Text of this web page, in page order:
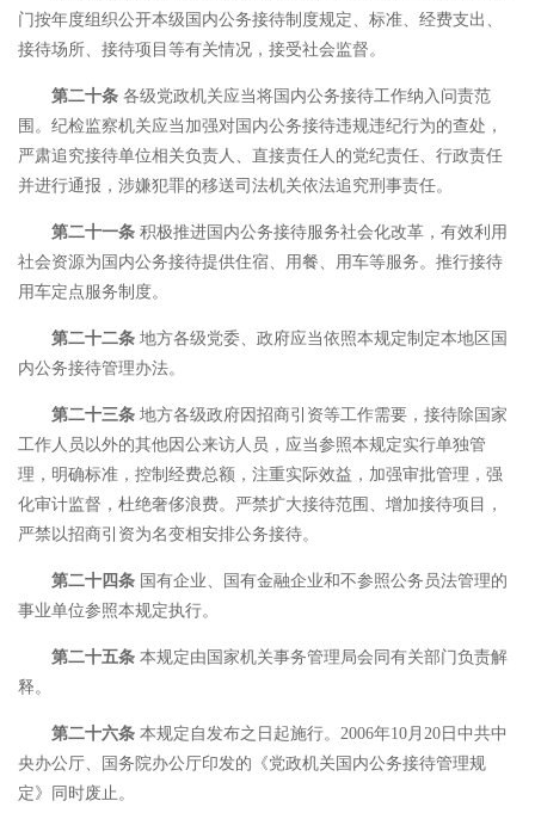
门按年度组织公开本级国内公务接待制度规定、标准、经费支出、
接待场所、接待项目等有关情况，接受社会监督。
第二十条 各级党政机关应当将国内公务接待工作纳入问责范
围。纪检监察机关应当加强对国内公务接待违规违纪行为的查处，
严肃追究接待单位相关负责人、直接责任人的党纪责任、行政责任
并进行通报，涉嫌犯罪的移送司法机关依法追究刑事责任。
第二十一条 积极推进国内公务接待服务社会化改革，有效利用
社会资源为国内公务接待提供住宿、用餐、用车等服务。推行接待
用车定点服务制度。
第二十二条 地方各级党委、政府应当依照本规定制定本地区国
内公务接待管理办法。
第二十三条 地方各级政府因招商引资等工作需要，接待除国家
工作人员以外的其他因公来访人员，应当参照本规定实行单独管
理，明确标准，控制经费总额，注重实际效益，加强审批管理，强
化审计监督，杜绝奢侈浪费。严禁扩大接待范围、增加接待项目，
严禁以招商引资为名变相安排公务接待。
第二十四条 国有企业、国有金融企业和不参照公务员法管理的
事业单位参照本规定执行。
第二十五条 本规定由国家机关事务管理局会同有关部门负责解
释。
第二十六条 本规定自发布之日起施行。2006年10月20日中共中
央办公厅、国务院办公厅印发的《党政机关国内公务接待管理规
定》同时废止。